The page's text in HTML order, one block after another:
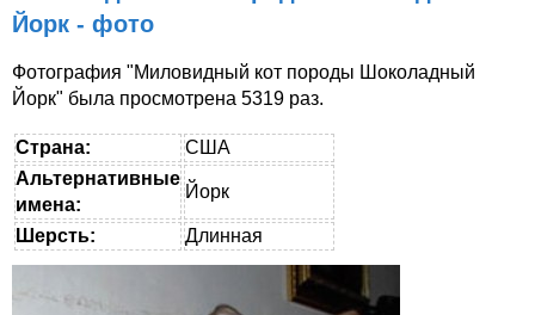
Йорк - фото
Фотография "Миловидный кот породы Шоколадный
Йорк" была просмотрена 5319 раз.
Страна:
США
Альтернативные
имена:
Йорк
Шерсть: Длинная